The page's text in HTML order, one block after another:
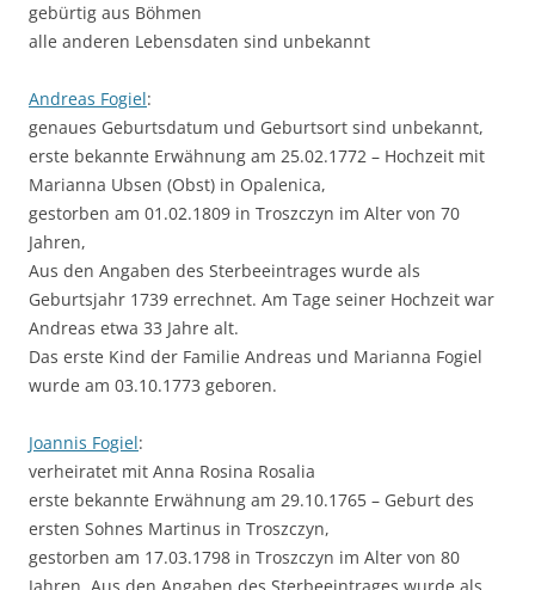
gebürtig aus Böhmen
alle anderen Lebensdaten sind unbekannt
Andreas Fogiel:
genaues Geburtsdatum und Geburtsort sind unbekannt,
erste bekannte Erwähnung am 25.02.1772 – Hochzeit mit
Marianna Ubsen (Obst) in Opalenica,
gestorben am 01.02.1809 in Troszczyn im Alter von 70
Jahren,
Aus den Angaben des Sterbeeintrages wurde als
Geburtsjahr 1739 errechnet. Am Tage seiner Hochzeit war
Andreas etwa 33 Jahre alt.
Das erste Kind der Familie Andreas und Marianna Fogiel
wurde am 03.10.1773 geboren.
Joannis Fogiel:
verheiratet mit Anna Rosina Rosalia
erste bekannte Erwähnung am 29.10.1765 – Geburt des
ersten Sohnes Martinus in Troszczyn,
gestorben am 17.03.1798 in Troszczyn im Alter von 80